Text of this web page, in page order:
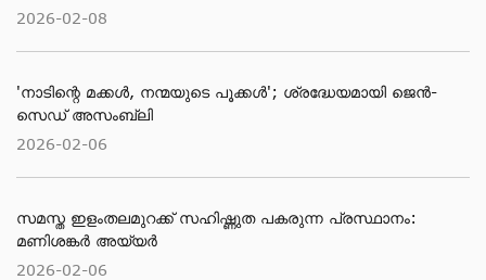
2026-02-08
'നാടിന്റെ മക്കള്‍, നന്മയുടെ പൂക്കള്‍'; ശ്രദ്ധേയമായി ജെന്‍-
സെഡ് അസംബ്ലി
2026-02-06
സമസ്ത ഇളംതലമുറക്ക് സഹിഷ്ണുത പകരുന്ന പ്രസ്ഥാനം:
മണിശങ്കർ അയ്യർ
2026-02-06